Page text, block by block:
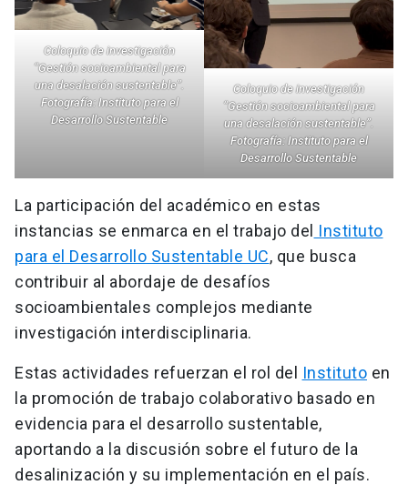
Coloquio de investigación
“Gestión socioambiental para
una desalación sustentable”.
Fotografía: Instituto para el
Desarrollo Sustentable
Coloquio de investigación
“Gestión socioambiental para
una desalación sustentable”.
Fotografía: Instituto para el
Desarrollo Sustentable
La participación del académico en estas
instancias se enmarca en el trabajo del Instituto
para el Desarrollo Sustentable UC, que busca
contribuir al abordaje de desafíos
socioambientales complejos mediante
investigación interdisciplinaria.
Estas actividades refuerzan el rol del Instituto en
la promoción de trabajo colaborativo basado en
evidencia para el desarrollo sustentable,
aportando a la discusión sobre el futuro de la
desalinización y su implementación en el país.